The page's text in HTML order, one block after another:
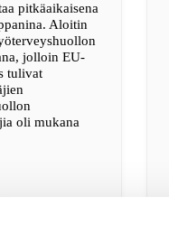
pitkäaikaisena
Aloitin
jolloin EU-
tulivat
oli mukana